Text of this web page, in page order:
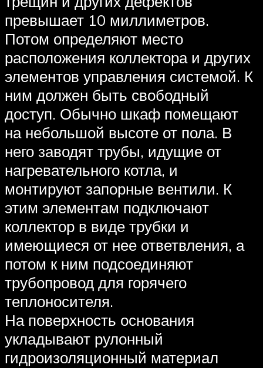
превышает 10 миллиметров.
Потом определяют место
расположения коллектора и других
элементов управления системой. К
ним должен быть свободный
доступ. Обычно шкаф помещают
на небольшой высоте от пола. В
него заводят трубы, идущие от
нагревательного котла, и
монтируют запорные вентили. К
этим элементам подключают
коллектор в виде трубки и
имеющиеся от нее ответвления, а
потом к ним подсоединяют
трубопровод для горячего
теплоносителя.
На поверхность основания
укладывают рулонный
гидроизоляционный материал